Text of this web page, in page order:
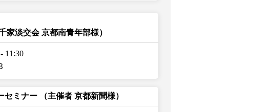
家淡交会 京都南青年部様）
- 11:30
セミナー （主催者 京都新聞様）